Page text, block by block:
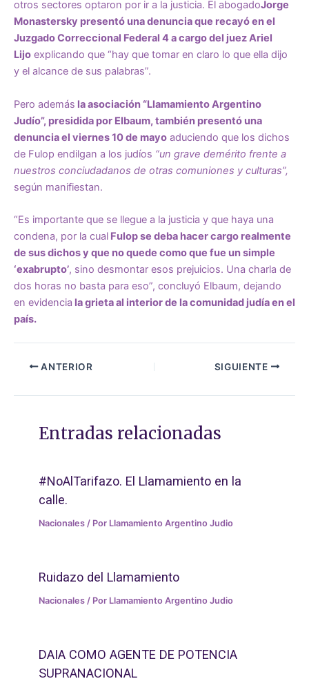
otros sectores optaron por ir a la justicia. El abogadoJorge
Monastersky presentó una denuncia que recayó en el
Juzgado Correccional Federal 4 a cargo del juez Ariel
Lijo explicando que “hay que tomar en claro lo que ella dijo
y el alcance de sus palabras”.
Pero además la asociación “Llamamiento Argentino
Judío”, presidida por Elbaum, también presentó una
denuncia el viernes 10 de mayo aduciendo que los dichos
de Fulop endilgan a los judíos “un grave demérito frente a
nuestros conciudadanos de otras comuniones y culturas”,
según manifiestan.
“Es importante que se llegue a la justicia y que haya una
condena, por la cual Fulop se deba hacer cargo realmente
de sus dichos y que no quede como que fue un simple
‘exabrupto’, sino desmontar esos prejuicios. Una charla de
dos horas no basta para eso”, concluyó Elbaum, dejando
en evidencia la grieta al interior de la comunidad judía en el
país.
ANTERIOR SIGUIENTE
Entradas relacionadas
#NoAlTarifazo. El Llamamiento en la
calle.
Nacionales / Por Llamamiento Argentino Judio
Ruidazo del Llamamiento
Nacionales / Por Llamamiento Argentino Judio
DAIA COMO AGENTE DE POTENCIA
SUPRANACIONAL